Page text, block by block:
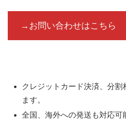
→お問い合わせはこちら
クレジットカード決済、分割
ます。
全国、海外への発送も対応可